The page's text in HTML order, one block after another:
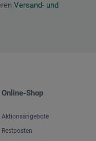
Versand- und
Online-Shop
Aktionsangebote
Restposten